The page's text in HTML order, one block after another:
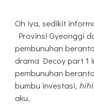
Oh iya, sedikit
Provinsi Gyeonggi
pembunuhan
drama Decoy part 1
pembunuhan
bumbu investasi, hihi
aku.